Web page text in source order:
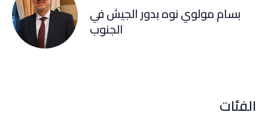
بسام مولوي نوه بدور الجيش في
الجنوب
الفئات